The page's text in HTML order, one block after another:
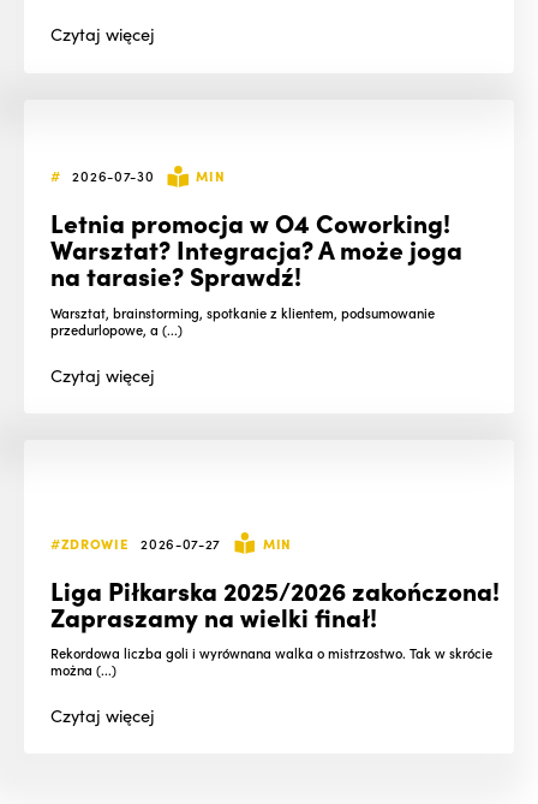
Czytajwięcej
# 2026-07-30 MIN
Letnia promocja w O4 Coworking!
Warsztat? Integracja? A może joga
na tarasie? Sprawdź!
Warsztat, brainstorming, spotkanie z klientem, podsumowanie
przedurlopowe, a (...)
Czytajwięcej
#ZDROWIE 2026-07-27 MIN
Liga Piłkarska 2025/2026 zakończona!
Zapraszamy na wielki finał!
Rekordowa liczba goli i wyrównana walka o mistrzostwo. Tak w skrócie
można (...)
Czytajwięcej